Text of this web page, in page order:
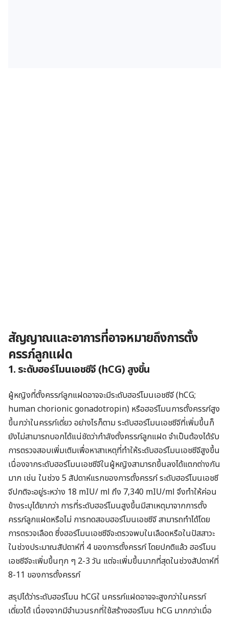
สัญญาณและอาการที่อาจหมายถึงการตั้ง
ครรภ์ลูกแฝด
1. ระดับฮอร์โมนเอชซีจี (hCG) สูงขึ้น
ผู้หญิงที่ตั้งครรภ์ลูกแฝดอาจจะมีระดับฮอร์โมนเอชซีจี (hCG;
human chorionic gonadotropin) หรือฮอร์โมนการตั้งครรภ์สูง
ขึ้นกว่าในครรภ์เดี่ยว อย่างไรก็ตาม ระดับฮอร์โมนเอชซีจีที่เพิ่มขึ้นก็
ยังไม่สามารถบอกได้แน่ชัดว่ากำลังตั้งครรภ์ลูกแฝด จำเป็นต้องได้รับ
การตรวจสอบเพิ่มเติมเพื่อหาสาเหตุที่ทำให้ระดับฮอร์โมนเอชซีจีสูงขึ้น
เนื่องจากระดับฮอร์โมนเอชซีจีในผู้หญิงสามารถขึ้นลงได้แตกต่างกัน
มาก เช่น ในช่วง 5 สัปดาห์แรกของการตั้งครรภ์ ระดับฮอร์โมนเอชซี
จีปกติจะอยู่ระหว่าง 18 mIU/ ml ถึง 7,340 mIU/ml จึงทำให้ค่อน
ข้างระบุได้ยากว่า การที่ระดับฮอร์โมนสูงขึ้นมีสาเหตุมาจากการตั้ง
ครรภ์ลูกแฝดหรือไม่ การทดสอบฮอร์โมนเอชซีจี สามารถทำได้โดย
การตรวจเลือด ซึ่งฮอร์โมนเอชซีจีจะตรวจพบในเลือดหรือในปัสสาวะ
ในช่วงประมาณสัปดาห์ที่ 4 ของการตั้งครรภ์ โดยปกติแล้ว ฮอร์โมน
เอชซีจีจะเพิ่มขึ้นทุก ๆ 2-3 วัน แต่จะเพิ่มขึ้นมากที่สุดในช่วงสัปดาห์ที่
8-11 ของการตั้งครรภ์
สรุปได้ว่าระดับฮอร์โมน hCGใ นครรภ์แฝดอาจจะสูงกว่าในครรภ์
เดี่ยวได้ เนื่องจากมีจำนวนรกที่ใช้สร้างฮอร์โมน hCG มากกว่าเมื่อ